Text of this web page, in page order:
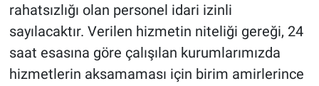
rahatsızlığı olan personel idari izinli
sayılacaktır. Verilen hizmetin niteliği gereği, 24
saat esasına göre çalışılan kurumlarımızda
hizmetlerin aksamaması için birim amirlerince